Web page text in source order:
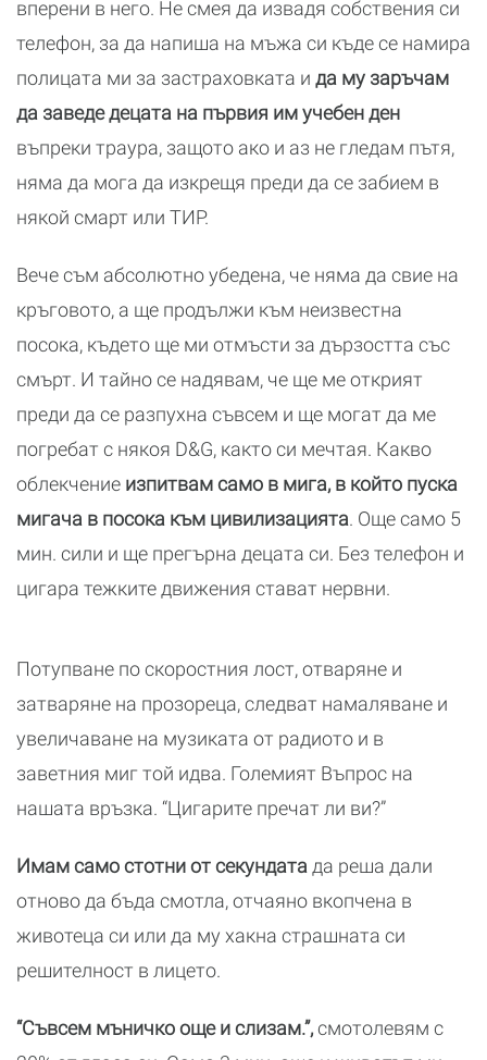
вперени в него. Не смея да извадя собствения си
телефон, за да напиша на мъжа си къде се намира
полицата ми за застраховката и да му заръчам
да заведе децата на първия им учебен ден
въпреки траура, защото ако и аз не гледам пътя,
няма да мога да изкрещя преди да се забием в
някой смарт или ТИР.
Вече съм абсолютно убедена, че няма да свие на
кръговото, а ще продължи към неизвестна
посока, където ще ми отмъсти за дързостта със
смърт. И тайно се надявам, че ще ме открият
преди да се разпухна съвсем и ще могат да ме
погребат с някоя D&G, както си мечтая. Какво
облекчение изпитвам само в мига, в който пуска
мигача в посока към цивилизацията. Още само 5
мин. сили и ще прегърна децата си. Без телефон и
цигара тежките движения стават нервни.
Потупване по скоростния лост, отваряне и
затваряне на прозореца, следват намаляване и
увеличаване на музиката от радиото и в
заветния миг той идва. Големият Въпрос на
нашата връзка. “Цигарите пречат ли ви?”
Имам само стотни от секундата да реша дали
отново да бъда смотла, отчаяно вкопчена в
животеца си или да му хакна страшната си
решителност в лицето.
“Съвсем мъничко още и слизам.”,смотолевям с